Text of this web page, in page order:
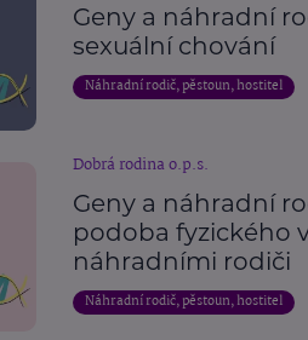
Geny a náhradní
sexuální chování
Náhradní rodič, pěstoun, hostitel
Dobrá rodina o.p.s.
Geny a náhradní
podoba fyzického
náhradními rodiči
Náhradní rodič, pěstoun, hostitel